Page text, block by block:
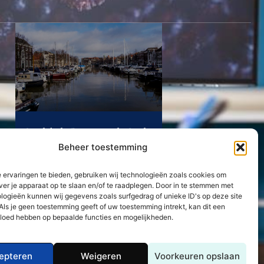
Beheer toestemming
ervaringen te bieden, gebruiken wij technologieën zoals cookies om
je apparaat op te slaan en/of te raadplegen. Door in te stemmen met
kunnen wij gegevens zoals surfgedrag of unieke ID's op deze site
je geen toestemming geeft of uw toestemming intrekt, kan dit een
hebben op bepaalde functies en mogelijkheden.
Weigeren Voorkeuren opslaan
Ontdek de Betoverende Stad
Dordrecht en haar Laatste
Lees Verder »
Neem contact met ons op